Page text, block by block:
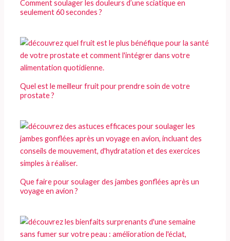
Comment soulager les douleurs d’une sciatique en
seulement 60 secondes ?
Quel est le meilleur fruit pour prendre soin de votre
prostate ?
Que faire pour soulager des jambes gonflées après un
voyage en avion ?